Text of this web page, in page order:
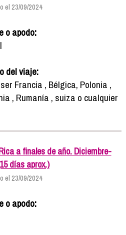
el 23/09/2024
o apodo:
del viaje:
Francia , Bélgica, Polonia ,
, Rumanía , suiza o cualquier
a finales de año. Diciembre-
días aprox.)
el 23/09/2024
o apodo: